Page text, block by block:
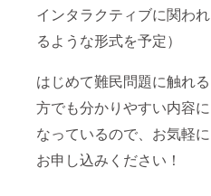
インタラクティブに関われ
るような形式を予定）
はじめて難民問題に触れる
方でも分かりやすい内容に
なっているので、お気軽に
お申し込みください！